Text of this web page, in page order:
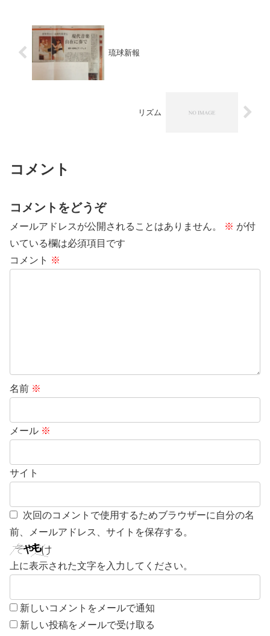
琉球新報
リズム
コメント
コメントをどうぞ
メールアドレスが公開されることはありません。 ※ が付
いている欄は必須項目です
コメント ※
名前 ※
メール ※
サイト
次回のコメントで使用するためブラウザーに自分の名
前、メールアドレス、サイトを保存する。
上に表示された文字を入力してください。
新しいコメントをメールで通知
新しい投稿をメールで受け取る